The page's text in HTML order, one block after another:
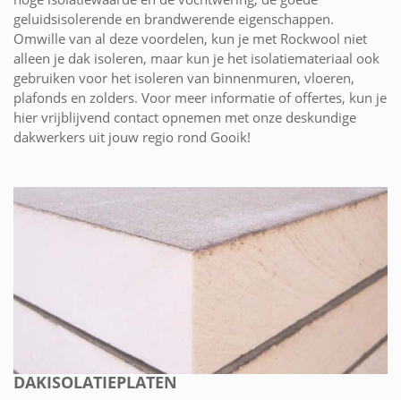
geluidsisolerende en brandwerende eigenschappen.
Omwille van al deze voordelen, kun je met Rockwool niet
alleen je dak isoleren, maar kun je het isolatiemateriaal ook
gebruiken voor het isoleren van binnenmuren, vloeren,
plafonds en zolders. Voor meer informatie of offertes, kun je
hier vrijblijvend contact opnemen met onze deskundige
dakwerkers uit jouw regio rond Gooik!
DAKISOLATIEPLATEN